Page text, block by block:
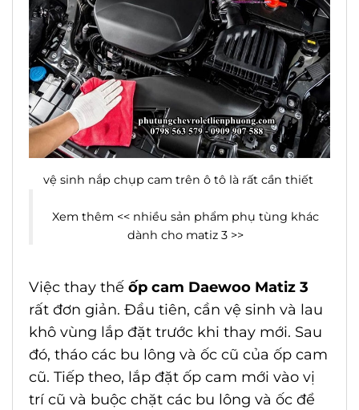
vệ sinh nắp chụp cam trên ô tô là rất cần thiết
Xem thêm << nhiều sản phẩm phụ tùng khác
dành cho matiz 3 >>
Việc thay thế ốp cam Daewoo Matiz 3
rất đơn giản. Đầu tiên, cần vệ sinh và lau
khô vùng lắp đặt trước khi thay mới. Sau
đó, tháo các bu lông và ốc cũ của ốp cam
cũ. Tiếp theo, lắp đặt ốp cam mới vào vị
trí cũ và buộc chặt các bu lông và ốc để